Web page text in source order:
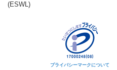
(ESWL)
プライバシーマークについて